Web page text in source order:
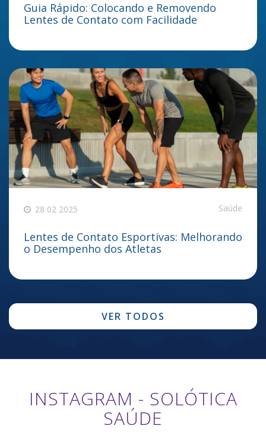
Guia Rápido: Colocando e Removendo
Lentes de Contato com Facilidade
28 02 2025 Saúde
Lentes de Contato Esportivas: Melhorando
o Desempenho dos Atletas
VER TODOS
INSTAGRAM - SOLÓTICA
SAÚDE